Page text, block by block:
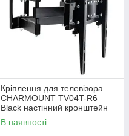
Кріплення для телевізора
CHARMOUNT TV04T-R6
Black настінний кронштейн
32-55"
В наявності